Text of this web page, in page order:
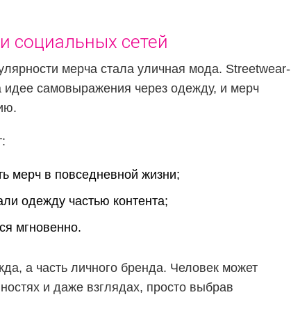
социальных сетей
мерча стала уличная мода. Streetwear-
идее самовыражения через одежду, и мерч
мерч в повседневной жизни;
одежду частью контента;
мгновенно.
а часть личного бренда. Человек может
и даже взглядах, просто выбрав